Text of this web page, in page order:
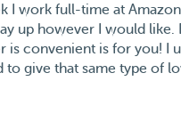
I work full-time at
up however I would
is convenient is for you! I
to give that same type of
when it comes to